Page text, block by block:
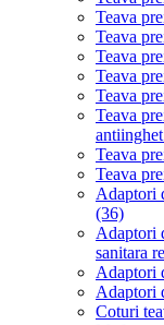
Teava
Teava
Teava
Teava
Teava
Teava
antiinghet
Teava
Teava
Adaptori
(36)
Adaptori
sanitara
Adaptori
Adaptori
Coturi